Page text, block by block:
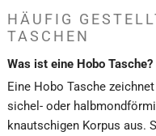
HÄUFIG
TASCHEN
Was ist eine Hobo Tasche?
Eine Hobo Tasche
sichel- oder
knautschigen Korpus aus.